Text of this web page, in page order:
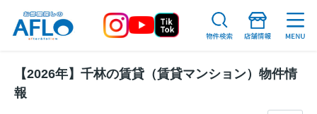
【2026年】千林の賃貸（賃貸マンション）物件情
報